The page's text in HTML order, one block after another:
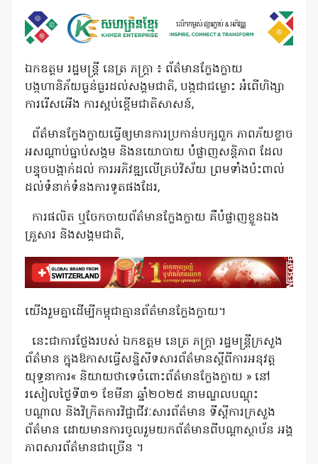
ឯកឧត្តម រដ្ឋមន្ត្រី នេត្រ ភក្រ្តា ៖ ព័ត៌មានក្លែងក្លាយ
បង្កហានិភ័យធ្ងន់ធ្ងរដល់សង្គមជាតិ, បង្កជាជម្លោះ អំពើហិង្សា
ការរើសអើង ការស្អប់ខ្ពើមជាតិសាសន៍,
ព័ត៌មានក្លែងក្លាយធ្វើឲ្យមានការប្រកាន់បក្សពួក ភាពភ័យខ្លាច
អសណ្តាប់ធ្នាប់សង្គម និងនយោបាយ បំផ្លាញសន្តិភាព ដែល
បន្ទុចបង្អាក់ដល់ ការអភិវឌ្ឍលើគ្រប់វិស័យ ព្រមទាំងប៉ះពាល់
ដល់ទំនាក់ទំនងការទូតផងដែរ,
ការផលិត ឬចែកចាយព័ត៌មានក្លែងក្លាយ គឺបំផ្លាញខ្លួនឯង
គ្រួសារ និងសង្គមជាតិ,
យើងរួមគ្នាដើម្បីកម្ពុជាគ្មានព័ត៌មានក្លែងក្លាយ។
នេះជាការថ្លែងរបស់ ឯកឧត្តម នេត្រ ភក្ត្រា រដ្ឋមន្ត្រីក្រសួង
ព័ត៌មាន ក្នុងឱកាសធ្វើសន្និសីទសារព័ត៌មានស្តីពីការអនុវត្ត
យុទ្ធនាការ« និយាយថាទេចំពោះព័ត៌មានក្លែងក្លាយ » នៅ
រសៀលថ្ងៃទី៣១ ខែមីនា ឆ្នាំ២០២៥ នាមណ្ឌលបណ្តុះ
បណ្តាល និងវិក្រិតការវិជ្ជាជីវៈសារព័ត៌មាន ទីស្តីការក្រសួង
ព័ត៌មាន ដោយមានការចូលរួមយកព័ត៌មានពីបណ្តាស្ថាប័ន អង្គ
ភាពសារព័ត៌មានជាច្រើន ។